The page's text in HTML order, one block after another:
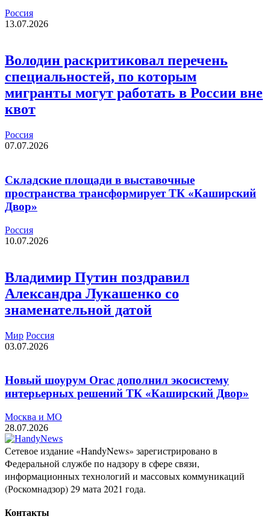
Россия
13.07.2026
Володин раскритиковал перечень
специальностей, по которым
мигранты могут работать в России вне
квот
Россия
07.07.2026
Складские площади в выставочные
пространства трансформирует ТК «Каширский
Двор»
Россия
10.07.2026
Владимир Путин поздравил
Александра Лукашенко со
знаменательной датой
Мир Россия
03.07.2026
Новый шоурум Orac дополнил экосистему
интерьерных решений ТК «Каширский Двор»
Москва и МО
28.07.2026
Сетевое издание «HandyNews» зарегистрировано в
Федеральной службе по надзору в сфере связи,
информационных технологий и массовых коммуникаций
(Роскомнадзор) 29 мата 2021 года.
Контакты